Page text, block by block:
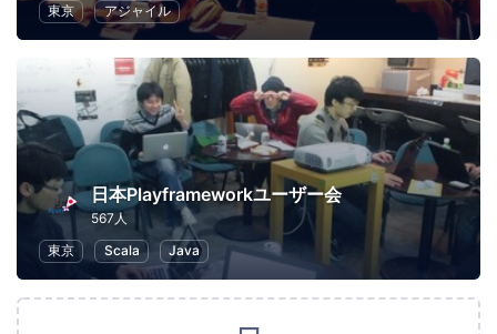
東京
アジャイル
日本Playframeworkユーザー会
567人
東京
Scala Java